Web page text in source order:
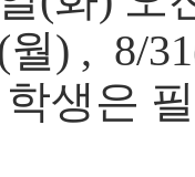
) , 8/
생은